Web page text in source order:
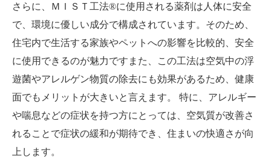
さらに、ＭＩＳＴ工法®に使用される薬剤は人体に安全
で、環境に優しい成分で構成されています。そのため、
住宅内で生活する家族やペットへの影響を比較的、安全
に使用できるのが魅力ですまた、この工法は空気中の浮
遊菌やアレルゲン物質の除去にも効果があるため、健康
面でもメリットが大きいと言えます。 特に、アレルギー
や喘息などの症状を持つ方にとっては、空気質が改善さ
れることで症状の緩和が期待でき、住まいの快適さが向
上します。